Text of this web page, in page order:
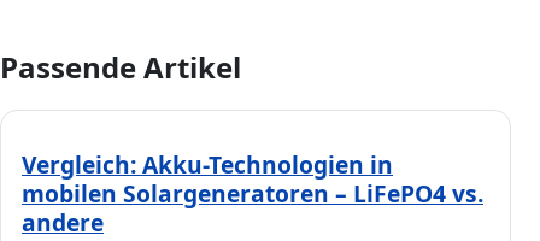
Passende Artikel
Vergleich: Akku-Technologien in
mobilen Solargeneratoren – LiFePO4 vs.
andere